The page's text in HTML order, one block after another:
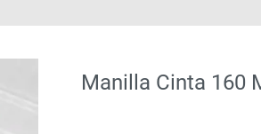
Manilla Cinta 160